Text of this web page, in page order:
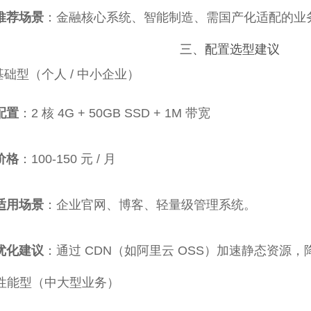
荐场景 ：金融核心系统、智能制造、需国产化适配的业
三、配置选型建议
础型（个人 / 中小企业）
置 ：2 核 4G + 50GB SSD + 1M 带宽
格：100-150 元 / 月
用场景 ：企业官网、博客、轻量级管理系统。
化建议 ：通过 CDN（如阿里云 OSS）加速静态资源，
能型（中大型业务）